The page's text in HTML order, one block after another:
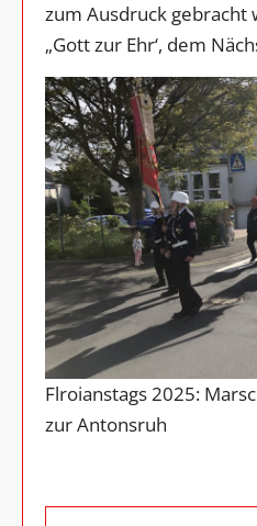
zum Ausdruck
„Gott zur Ehr‘, dem
Flroianstags 2025:
zur Antonsruh